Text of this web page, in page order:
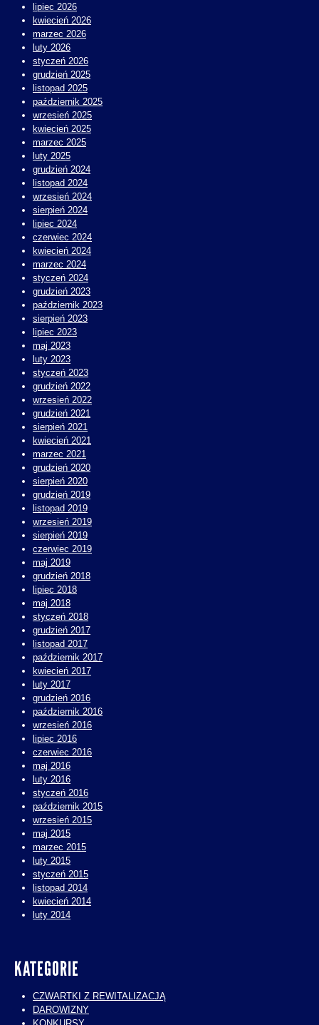
lipiec 2026
kwiecień 2026
marzec 2026
luty 2026
styczeń 2026
grudzień 2025
listopad 2025
październik 2025
wrzesień 2025
kwiecień 2025
marzec 2025
luty 2025
grudzień 2024
listopad 2024
wrzesień 2024
sierpień 2024
lipiec 2024
czerwiec 2024
kwiecień 2024
marzec 2024
styczeń 2024
grudzień 2023
październik 2023
sierpień 2023
lipiec 2023
maj 2023
luty 2023
styczeń 2023
grudzień 2022
wrzesień 2022
grudzień 2021
sierpień 2021
kwiecień 2021
marzec 2021
grudzień 2020
sierpień 2020
grudzień 2019
listopad 2019
wrzesień 2019
sierpień 2019
czerwiec 2019
maj 2019
grudzień 2018
lipiec 2018
maj 2018
styczeń 2018
grudzień 2017
listopad 2017
październik 2017
kwiecień 2017
luty 2017
grudzień 2016
październik 2016
wrzesień 2016
lipiec 2016
czerwiec 2016
maj 2016
luty 2016
styczeń 2016
październik 2015
wrzesień 2015
maj 2015
marzec 2015
luty 2015
styczeń 2015
listopad 2014
kwiecień 2014
luty 2014
KATEGORIE
CZWARTKI Z REWITALIZACJĄ
DAROWIZNY